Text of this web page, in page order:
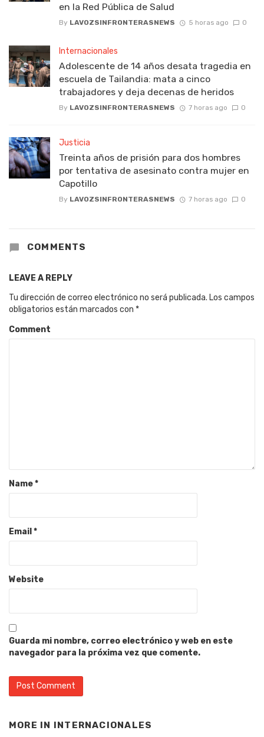
en la Red Pública de Salud
By LAVOZSINFRONTERASNEWS 5 horas ago 0
Internacionales
Adolescente de 14 años desata tragedia en
escuela de Tailandia: mata a cinco
trabajadores y deja decenas de heridos
By LAVOZSINFRONTERASNEWS 7 horas ago 0
Justicia
Treinta años de prisión para dos hombres
por tentativa de asesinato contra mujer en
Capotillo
By LAVOZSINFRONTERASNEWS 7 horas ago 0
COMMENTS
LEAVE A REPLY
Tu dirección de correo electrónico no será publicada. Los campos
obligatorios están marcados con *
Comment
Name*
Email *
Website
Guarda mi nombre, correo electrónico y web en este
navegador para la próxima vez que comente.
MORE IN INTERNACIONALES